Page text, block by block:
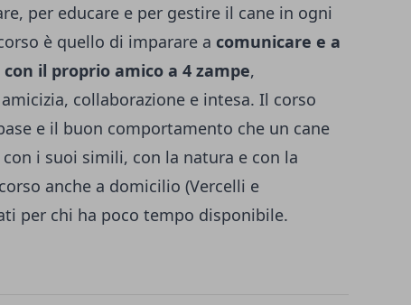
per educare e per gestire il cane in ogni
è quello di imparare a comunicare e a
il proprio amico a 4 zampe,
collaborazione e intesa. Il corso
e il buon comportamento che un cane
i suoi simili, con la natura e con la
anche a domicilio (Vercelli e
per chi ha poco tempo disponibile.